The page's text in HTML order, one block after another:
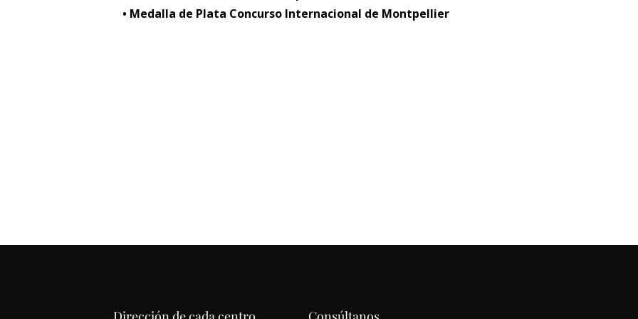
• Medalla de Plata Concurso Internacional de Montpellier